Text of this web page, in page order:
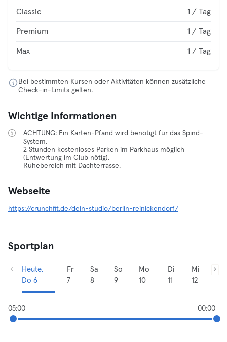
Classic 1 / Tag
Premium 1 / Tag
Max 1 / Tag
Bei bestimmten Kursen oder Aktivitäten können zusätzliche
Check-in-Limits gelten.
Wichtige Informationen
ACHTUNG: Ein Karten-Pfand wird benötigt für das Spind-
System.
2 Stunden kostenloses Parken im Parkhaus möglich
(Entwertung im Club nötig).
Ruhebereich mit Dachterrasse.
Webseite
https://crunchfit.de/dein-studio/berlin-reinickendorf/
Sportplan
Heute,
Do 6
Fr
7
Sa
8
So
9
Mo
10
Di
11
Mi
12
05:00 00:00